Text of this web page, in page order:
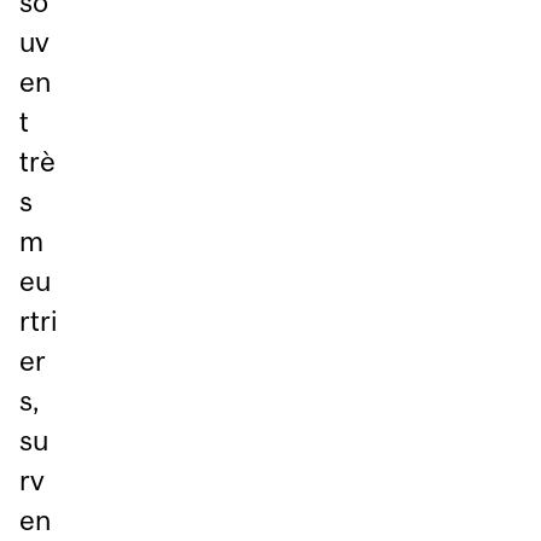
uv
en
t
trè
s
m
eu
rtri
er
s,
su
rv
en